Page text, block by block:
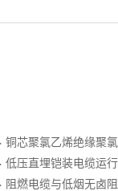
· 铜芯聚氯乙烯绝缘聚氯乙
· 低压直埋铠装电缆运行
· 阻燃电缆与低烟无卤阻